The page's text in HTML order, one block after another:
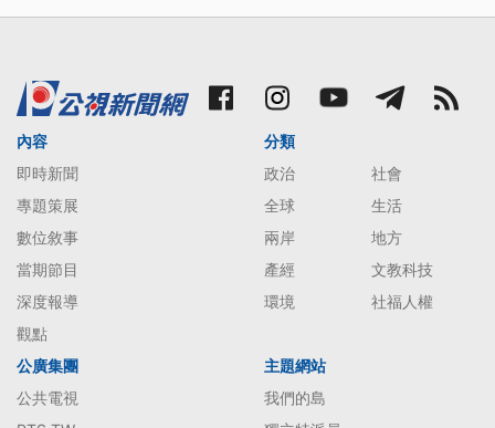
內容
即時新聞
專題策展
數位敘事
當期節目
深度報導
觀點
分類
政治
社會
全球
生活
兩岸
地方
產經
文教科技
環境
社福人權
公廣集團
公共電視
主題網站
我們的島